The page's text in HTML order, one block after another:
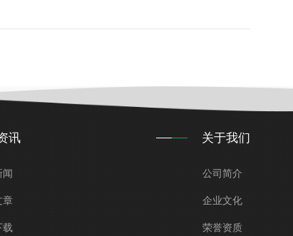
讯
闻
章
载
关于我们
公司简介
企业文化
荣誉资质